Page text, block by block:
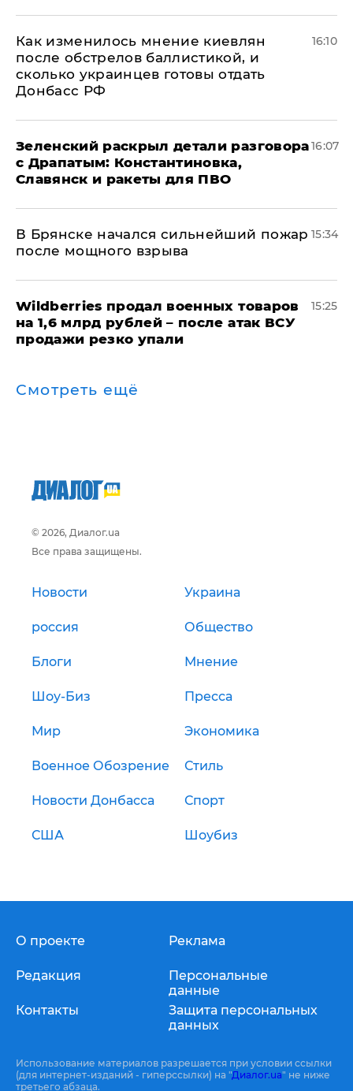
Как изменилось мнение киевлян
после обстрелов баллистикой, и
сколько украинцев готовы отдать
Донбасс РФ
16:10
​Зеленский раскрыл детали разговора
с Драпатым: Константиновка,
Славянск и ракеты для ПВО
16:07
В Брянске начался сильнейший пожар
после мощного взрыва
15:34
​Wildberries продал военных товаров
на 1,6 млрд рублей – после атак ВСУ
продажи резко упали
15:25
Смотреть ещё
© 2026, Диалог.ua
Все права защищены.
Новости Украина
россия Общество
Блоги Мнение
Шоу-Биз Пресса
Мир Экономика
Военное Обозрение Стиль
Новости Донбасса Спорт
США Шоубиз
О проекте
Редакция
Контакты
Реклама
Персональные
данные
Защита персональных
данных
Использование материалов разрешается при условии ссылки
(для интернет-изданий - гиперссылки) на "Диалог.ua" не ниже
третьего абзаца.